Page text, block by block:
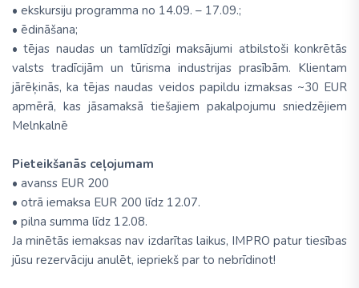
• ekskursiju programma no 14.09. – 17.09.;
• ēdināšana;
• tējas naudas un tamlīdzīgi maksājumi atbilstoši konkrētās
valsts tradīcijām un tūrisma industrijas prasībām. Klientam
jārēķinās, ka tējas naudas veidos papildu izmaksas ~30 EUR
apmērā, kas jāsamaksā tiešajiem pakalpojumu sniedzējiem
Melnkalnē
Pieteikšanās ceļojumam
• avanss EUR 200
• otrā iemaksa EUR 200 līdz 12.07.
• pilna summa līdz 12.08.
Ja minētās iemaksas nav izdarītas laikus, IMPRO patur tiesības
jūsu rezervāciju anulēt, iepriekš par to nebrīdinot!